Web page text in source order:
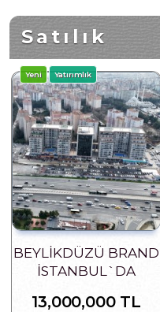
Satılık
Yeni Yatırımlık
BEYLİKDÜZÜ BRAND
İSTANBUL`DA
13,000,000 TL